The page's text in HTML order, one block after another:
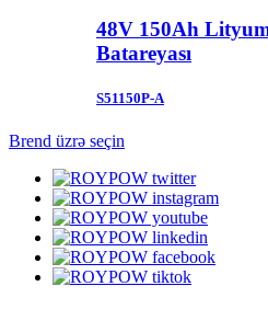
48V 150Ah
Batareyası
S51150P-A
Brend üzrə seçin